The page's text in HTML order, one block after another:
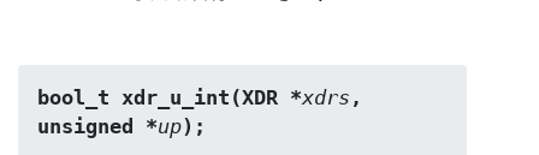
bool_t xdr_u_int(XDR *xdrs ,
unsigned *up);